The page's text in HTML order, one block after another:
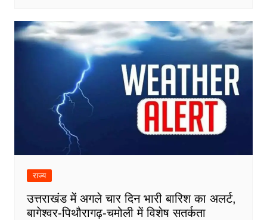
राज्य
उत्तराखंड में अगले चार दिन भारी बारिश का अलर्ट,
बागेश्वर-पिथौरागढ़-चमोली में विशेष सतर्कता